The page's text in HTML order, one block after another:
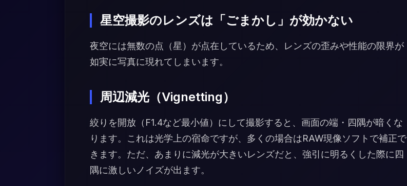
星空撮影のレンズは「ごまかし」が効かない
夜空には無数の点（星）が点在しているため、レンズの歪みや性能の限界が
如実に写真に現れてしまいます。
周辺減光（Vignetting）
絞りを開放（F1.4など最小値）にして撮影すると、画面の端・四隅が暗くな
ります。これは光学上の宿命ですが、多くの場合はRAW現像ソフトで補正で
きます。ただ、あまりに減光が大きいレンズだと、強引に明るくした際に四
隅に激しいノイズが出ます。